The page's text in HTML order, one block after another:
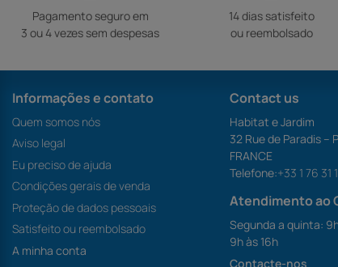
Pagamento seguro em
3 ou 4 vezes sem despesas
14 dias satisfeito
ou reembolsado
Informações e contato
Quem somos nós
Aviso legal
Eu preciso de ajuda
Condições gerais de venda
Proteção de dados pessoais
Satisfeito ou reembolsado
A minha conta
Contact us
Habitat e Jardim
32 Rue de Paradis –
FRANCE
Telefone:+33 1 76 31
Atendimento ao
Segunda a quinta:
9h às 16h
Contacte-nos